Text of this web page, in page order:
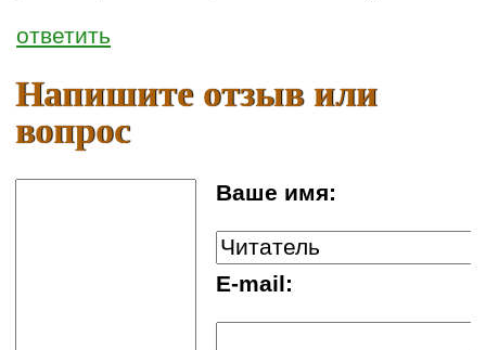
ответить
Напишите отзыв или
вопрос
Ваше имя:
E-mail: